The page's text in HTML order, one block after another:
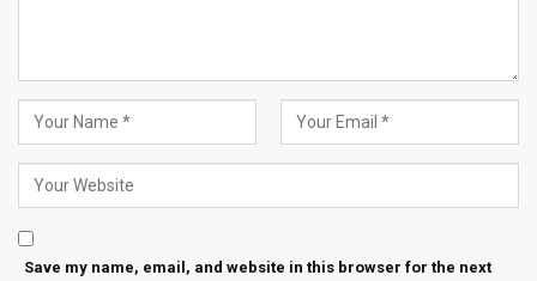
Save my name, email, and website in this browser for the next